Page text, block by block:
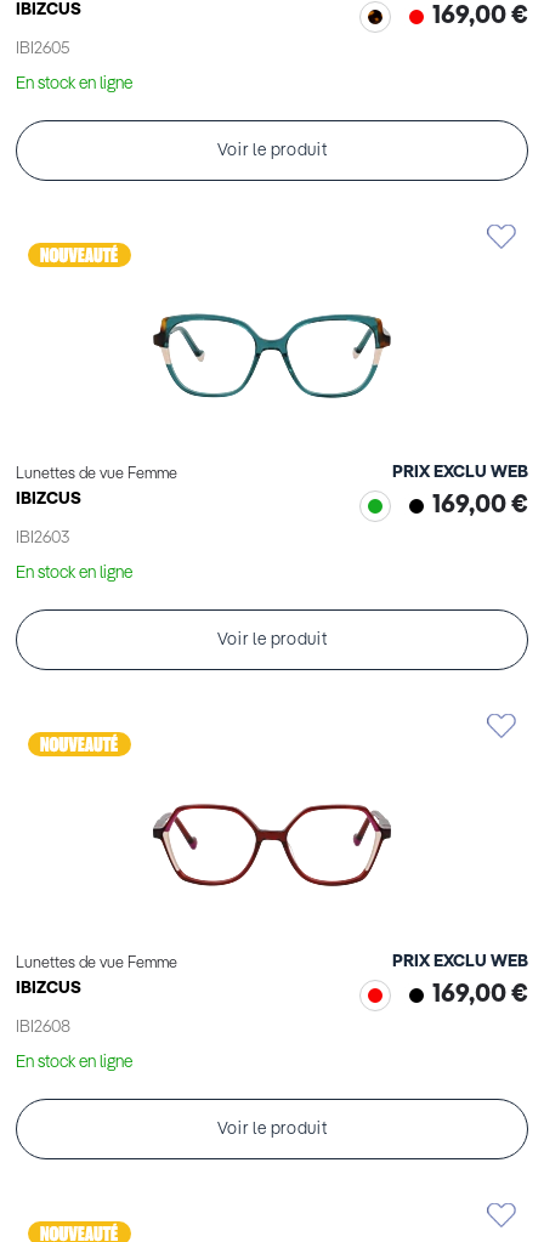
IBIZCUS
IBI2605
169,00 €
En stock en ligne
Voir le produit
Lunettes de vue Femme
IBIZCUS
IBI2603
PRIX EXCLU WEB
169,00 €
En stock en ligne
Voir le produit
Lunettes de vue Femme
IBIZCUS
IBI2608
PRIX EXCLU WEB
169,00 €
En stock en ligne
Voir le produit